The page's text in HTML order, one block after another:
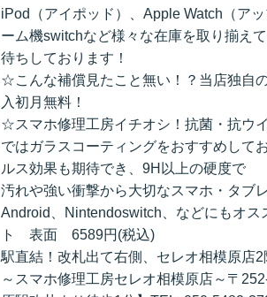
iPod（アイポッド）、Apple Watch（ア
ーム機switchなど様々な在庫を取り揃え
待ちしております！
☆こんな補償見たこと無い！？当店独自
入初月無料！
☆スマホ修理工房イチオシ！抗菌・抗ウ
ではガラスコーティングをおすすめして
ルス効果も期待でき、9H以上の硬度で
汚れや強い衝撃から大切なスマホ・タブ
Android、Nintendoswitch、などにもオ
ト 表面 6589円(税込)
駅直結！改札出て右側、セレオ相模原店2
～スマホ修理工房セレオ相模原店～〒